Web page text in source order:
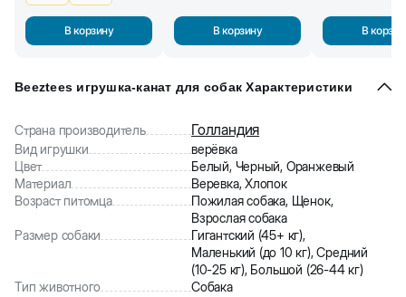
В корзину В корзину В
Beeztees игрушка-канат для собак Характеристики
Страна производитель Голландия
Вид игрушки
верёвка
Цвет
Белый, Черный, Оранжевый
Материал
Веревка, Хлопок
Возраст питомца
Пожилая собака, Щенок,
Взрослая собака
Размер собаки
Гигантский (45+ кг),
Маленький (до 10 кг), Средний
(10-25 кг), Большой (26-44 кг)
Тип животного
Собака